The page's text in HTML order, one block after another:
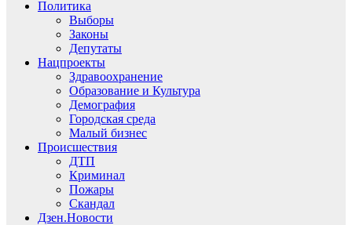
Политика
Выборы
Законы
Депутаты
Нацпроекты
Здравоохранение
Образование и Культура
Демография
Городская среда
Малый бизнес
Происшествия
ДТП
Криминал
Пожары
Скандал
Дзен.Новости